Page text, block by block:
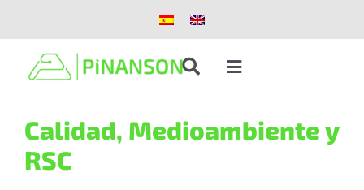
contenido
Toggle
Productos
Calidad, Medioambiente y
RSC